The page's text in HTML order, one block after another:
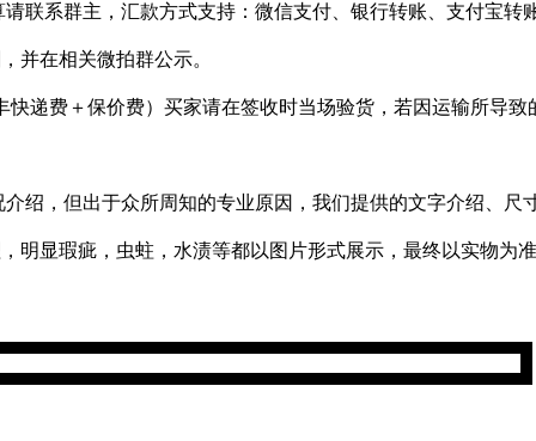
联系群主，汇款方式支持：微信支付、银行转账、支付宝
并在相关微拍群公示。
递费＋保价费）买家请在签收时当场验货，若因运输所导
绍，但出于众所周知的专业原因，我们提供的文字介绍、
明显瑕疵，虫蛀，水渍等都以图片形式展示，最终以实物为